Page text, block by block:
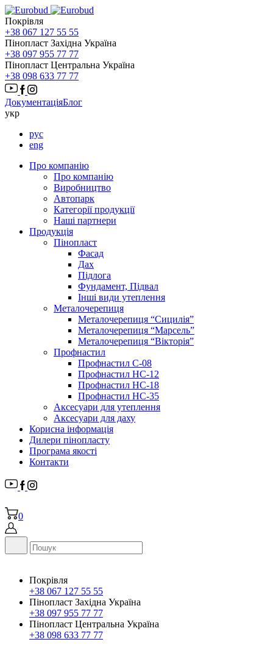
Покрівля
+38 067 127 55 55
Пінопласт Західна Україна
+38 097 955 77 77
Пінопласт Центральна Україна
+38 098 633 77 77
ДокументаціяБлог
укр
рус
eng
Про компанію
Про компанію
Виробництво
Автопарк
Категорії продукції
Наші партнери
Продукція
Пінопласт
Фасад
Дах
Підлога
Фундамент, Підвал
Інші види утеплення
Металочерепиця
Металочерепиця “Сицилія”
Металочерепиця “Марсель”
Металочерепиця “Вікторія”
Профнастил
Профнастил С-08
Профнастил НС-12
Профнастил НС-18
Профнастил НС-35
Аксесуари для утеплення
Аксесуари для даху
Корисна інформація
Дилери пінопласту
Програма якості
Контакти
0
Покрівля
+38 067 127 55 55
Пінопласт Західна Україна
+38 097 955 77 77
Пінопласт Центральна Україна
+38 098 633 77 77